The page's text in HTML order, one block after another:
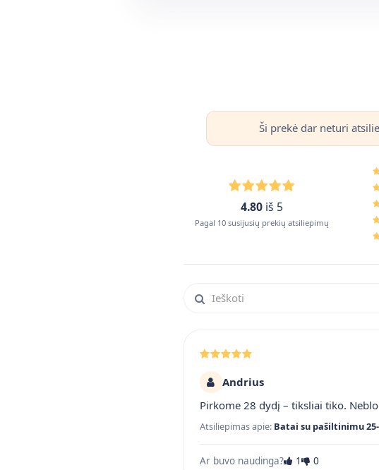
Ši prekė dar neturi
4.80 iš 5
Pagal 10 susijusių prekių atsiliepimų
Ieškoti atsiliepimuose
Andrius
Pirkome 28 dydį – tiksliai tiko.
Atsiliepimas apie: Batai su pašiltinimu 25-
Ar buvo naudinga? 1 0